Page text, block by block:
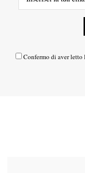
Confermo di aver letto